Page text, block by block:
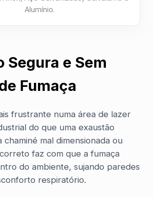
Alumínio.
Segura e Sem
Fumaça
frustrante numa área de lazer
do que uma exaustão
chaminé mal dimensionada ou
faz com que a fumaça
do ambiente, sujando paredes
respiratório.